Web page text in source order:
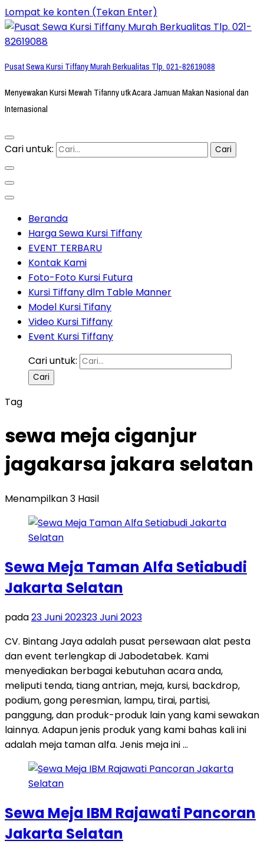
Lompat ke konten (Tekan Enter)
Pusat Sewa Kursi Tiffany Murah Berkualitas Tlp. 021-82619088
Menyewakan Kursi Mewah Tifanny utk Acara Jamuan Makan Nasional dan
Internasional
Cari untuk:
Beranda
Harga Sewa Kursi Tiffany
EVENT TERBARU
Kontak Kami
Foto-Foto Kursi Futura
Kursi Tiffany dlm Table Manner
Model Kursi Tifany
Video Kursi Tiffany
Event Kursi Tiffany
Cari untuk:
Tag
sewa meja ciganjur
jagakarsa jakara selatan
Menampilkan 3 Hasil
Sewa Meja Taman Alfa Setiabudi
Jakarta Selatan
pada23 Juni 202323 Juni 2023
CV. Bintang Jaya adalah pusat persewaan alat pesta
dan event terlengkap di Jabodetabek. Kami
menyediakan berbagai kebutuhan acara anda,
meliputi tenda, tiang antrian, meja, kursi, backdrop,
podium, gong peresmian, lampu, tirai, partisi,
panggung, dan produk-produk lain yang kami sewakan
lainnya. Adapun jenis produk yang kami bahas kali ini
adalah meja taman alfa. Jenis meja ini …
Sewa Meja IBM Rajawati Pancoran
Jakarta Selatan